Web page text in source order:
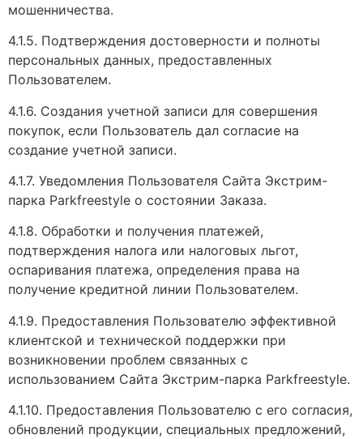
мошенничества.
4.1.5. Подтверждения достоверности и полноты
персональных данных, предоставленных
Пользователем.
4.1.6. Создания учетной записи для совершения
покупок, если Пользователь дал согласие на
создание учетной записи.
4.1.7. Уведомления Пользователя Сайта Экстрим-
парка Parkfreestyle о состоянии Заказа.
4.1.8. Обработки и получения платежей,
подтверждения налога или налоговых льгот,
оспаривания платежа, определения права на
получение кредитной линии Пользователем.
4.1.9. Предоставления Пользователю эффективной
клиентской и технической поддержки при
возникновении проблем связанных с
использованием Сайта Экстрим-парка Parkfreestyle.
4.1.10. Предоставления Пользователю с его согласия,
обновлений продукции, специальных предложений,